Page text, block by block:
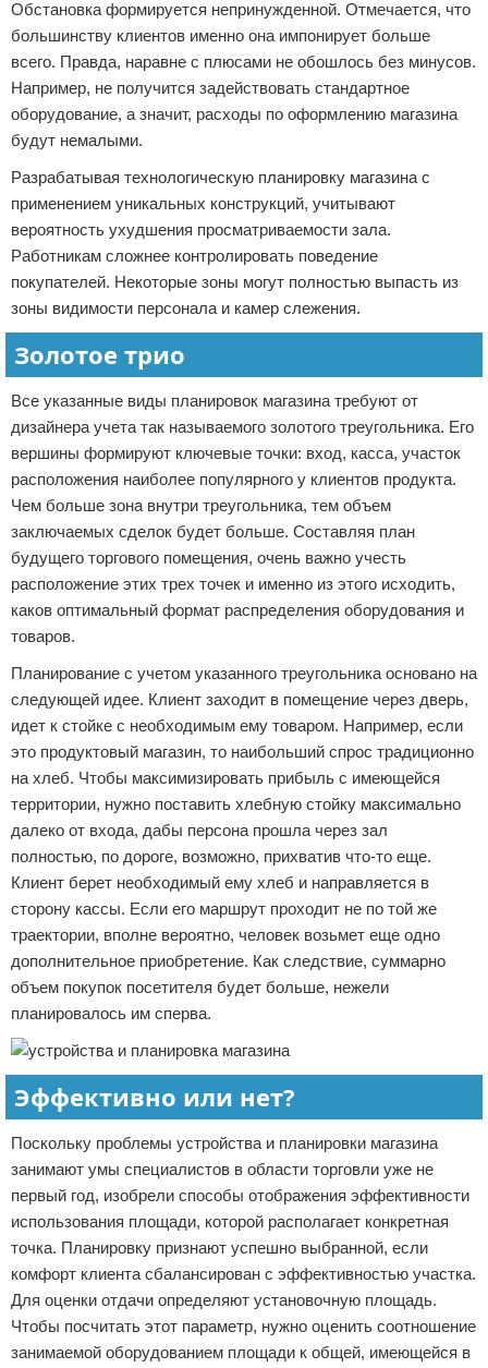
Обстановка формируется непринужденной. Отмечается, что
большинству клиентов именно она импонирует больше
всего. Правда, наравне с плюсами не обошлось без минусов.
Например, не получится задействовать стандартное
оборудование, а значит, расходы по оформлению магазина
будут немалыми.
Разрабатывая технологическую планировку магазина с
применением уникальных конструкций, учитывают
вероятность ухудшения просматриваемости зала.
Работникам сложнее контролировать поведение
покупателей. Некоторые зоны могут полностью выпасть из
зоны видимости персонала и камер слежения.
Золотое трио
Все указанные виды планировок магазина требуют от
дизайнера учета так называемого золотого треугольника. Его
вершины формируют ключевые точки: вход, касса, участок
расположения наиболее популярного у клиентов продукта.
Чем больше зона внутри треугольника, тем объем
заключаемых сделок будет больше. Составляя план
будущего торгового помещения, очень важно учесть
расположение этих трех точек и именно из этого исходить,
каков оптимальный формат распределения оборудования и
товаров.
Планирование с учетом указанного треугольника основано на
следующей идее. Клиент заходит в помещение через дверь,
идет к стойке с необходимым ему товаром. Например, если
это продуктовый магазин, то наибольший спрос традиционно
на хлеб. Чтобы максимизировать прибыль с имеющейся
территории, нужно поставить хлебную стойку максимально
далеко от входа, дабы персона прошла через зал
полностью, по дороге, возможно, прихватив что-то еще.
Клиент берет необходимый ему хлеб и направляется в
сторону кассы. Если его маршрут проходит не по той же
траектории, вполне вероятно, человек возьмет еще одно
дополнительное приобретение. Как следствие, суммарно
объем покупок посетителя будет больше, нежели
планировалось им сперва.
Эффективно или нет?
Поскольку проблемы устройства и планировки магазина
занимают умы специалистов в области торговли уже не
первый год, изобрели способы отображения эффективности
использования площади, которой располагает конкретная
точка. Планировку признают успешно выбранной, если
комфорт клиента сбалансирован с эффективностью участка.
Для оценки отдачи определяют установочную площадь.
Чтобы посчитать этот параметр, нужно оценить соотношение
занимаемой оборудованием площади к общей, имеющейся в